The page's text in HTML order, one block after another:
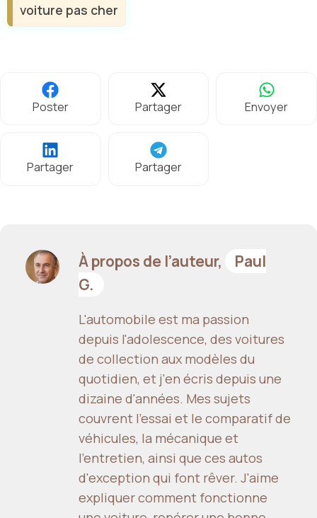
voiture pas cher
Poster Partager Envoyer
Partager Partager
À propos de l’auteur,
Paul
G.
L'automobile est ma passion
depuis l'adolescence, des voitures
de collection aux modèles du
quotidien, et j'en écris depuis une
dizaine d'années. Mes sujets
couvrent l'essai et le comparatif de
véhicules, la mécanique et
l'entretien, ainsi que ces autos
d'exception qui font rêver. J'aime
expliquer comment fonctionne